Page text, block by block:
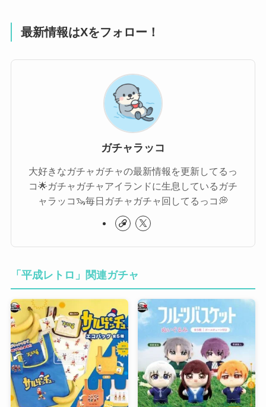
最新情報はXをフォロー！
ガチャラッコ
大好きなガチャガチャの最新情報を更新してるっ
コ🌟ガチャガチャアイランドに生息しているガチ
ャラッコ🦦毎日ガチャガチャ回してるっコ💭
「平成レトロ」関連ガチャ